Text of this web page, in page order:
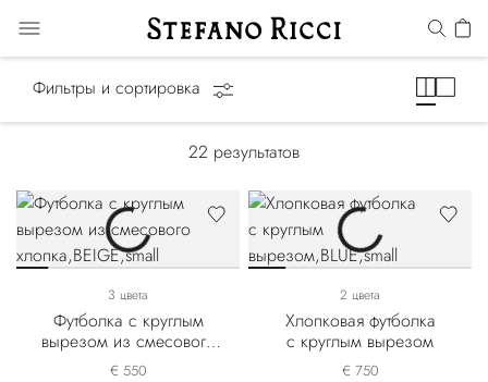
Фильтры и сортировка
22 результатов
3 цвета
Футболка с круглым
вырезом из смесового
хлопка
€ 550
2 цвета
Хлопковая футболка
с круглым вырезом
€ 750